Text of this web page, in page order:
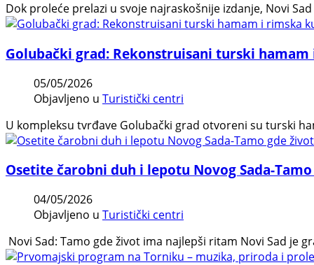
Dok proleće prelazi u svoje najraskošnije izdanje, Novi
Golubački grad: Rekonstruisani turski
05/05/2026
Objavljeno u Turistički centri
U kompleksu tvrđave Golubački grad otvoreni su turski
Osetite čarobni duh i lepotu Novog Sada-
04/05/2026
Objavljeno u Turistički centri
Novi Sad: Tamo gde život ima najlepši ritam Novi Sad je